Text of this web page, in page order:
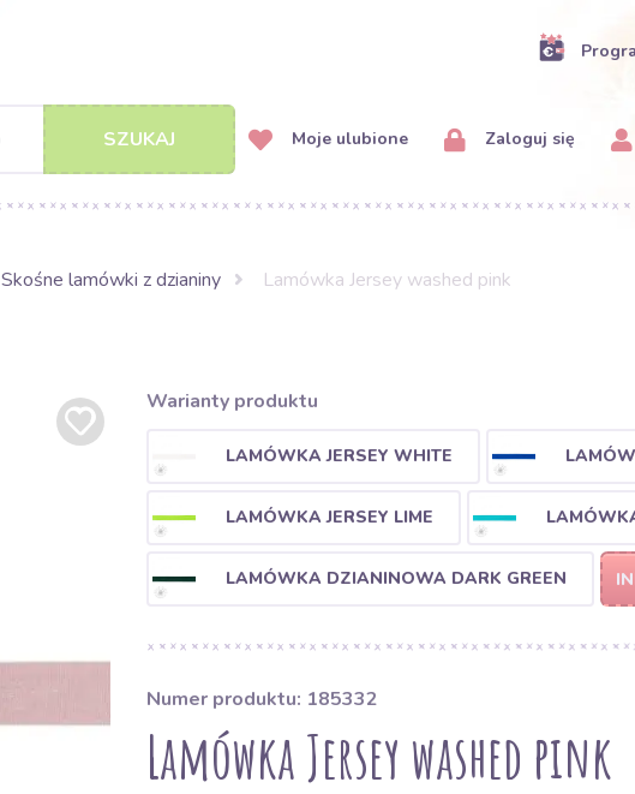
SZUKAJ Moje ulubione Zaloguj się
Skośne lamówki z dzianiny Lamówka Jersey washed pink
Warianty produktu
LAMÓWKA JERSEY WHITE
LAMÓWKA JERSEY LIME
LAMÓWKA DZIANINOWA DARK GREEN
Numer produktu: 185332
Lamówka Jersey washed pink